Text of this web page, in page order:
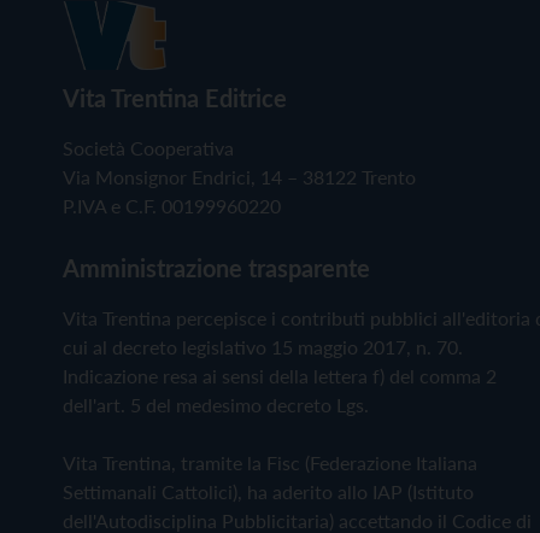
Vita Trentina Editrice
Società Cooperativa
Via Monsignor Endrici, 14 – 38122 Trento
P.IVA e C.F. 00199960220
Amministrazione trasparente
Vita Trentina percepisce i contributi pubblici all'editoria
cui al decreto legislativo 15 maggio 2017, n. 70.
Indicazione resa ai sensi della lettera f) del comma 2
dell'art. 5 del medesimo decreto Lgs.
Vita Trentina, tramite la Fisc (Federazione Italiana
Settimanali Cattolici), ha aderito allo IAP (Istituto
dell'Autodisciplina Pubblicitaria) accettando il Codice di